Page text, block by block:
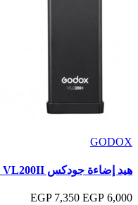
GODOX
هيد إضاءة جودكس VL200II داي لايت LED مونولايت
6,000 EGP
7,350 EGP